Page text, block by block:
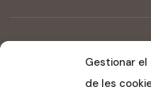
Gestionar
de les
Declaració